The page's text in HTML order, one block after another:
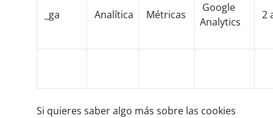
_ga Analítica Métricas
Google
Analytics
2
Si quieres saber algo más sobre las cookies